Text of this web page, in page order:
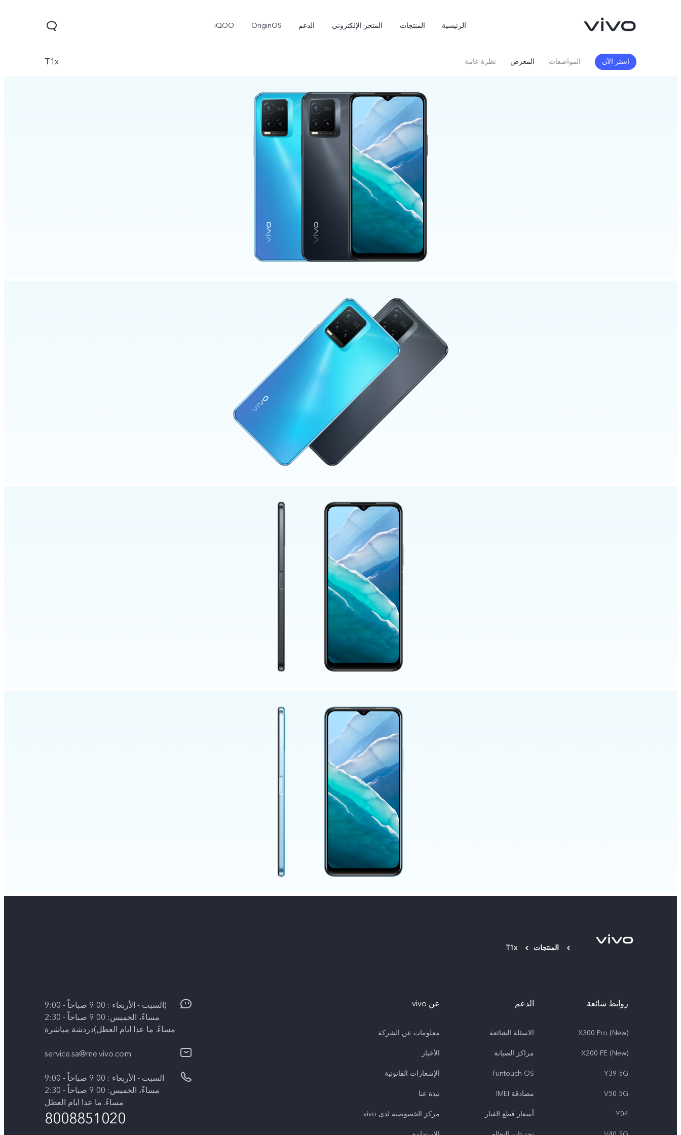
الرئيسية المنتجات المتجر الإلكتروني الدعم OriginOS
iQOO
T5 Pro 5G جديد
T1x نظرة عامة المعرض المواصفات اشتر الآن
المنتجات T1x
روابط شائعة
X300 Pro (New)
X200 FE (New)
Y39 5G
V50 5G
Y04
الدعم
الاسئلة الشائعة
مراكز الصيانة
Funtouch OS
مصادقة IMEI
أسعار قطع الغيار
عن vivo
معلومات عن الشركة
الأخبار
الإشعارات القانونية
نبذة عنا
مركز الخصوصية لدى vivo
(السبت - الأربعاء : 9:00 صباحاً - 9:00
مساءً، الخميس: 9:00 صباحاً - 2:30
مساءً. ما عدا ايام العطل)دردشة مباشرة
service.sa@me.vivo.com
السبت - الأربعاء : 9:00 صباحاً - 9:00
مساءً، الخميس: 9:00 صباحاً - 2:30
مساءً. ما عدا ايام العطل
8008851020